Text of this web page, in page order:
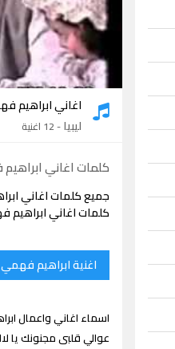
اغاني ابراهيم
ليبيا- 12 اغنية
كلمات اغاني
جميع كلمات اغاني
كلمات اغاني ابراهيم
اغنية ابراهيم
اسماء اغاني واعمال
عوالي قلبى مجنونك يا